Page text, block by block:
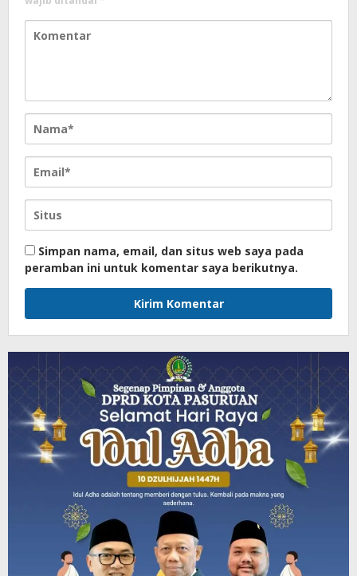
Simpan nama, email, dan situs web saya pada
peramban ini untuk komentar saya berikutnya.